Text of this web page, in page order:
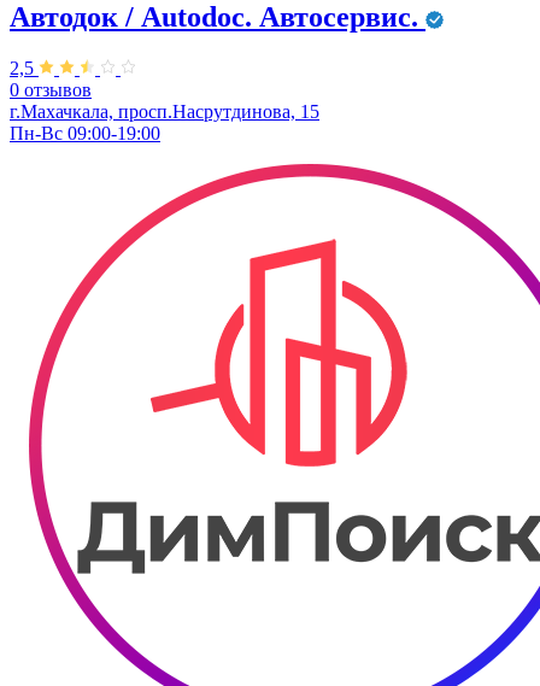
Автодок / Autodoc. Автосервис.
2,5
0 отзывов
г.Махачкала, просп.Насрутдинова, 15
Пн-Вс 09:00-19:00